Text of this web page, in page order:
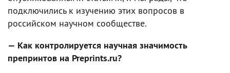
подключились к изучению этих вопросов в
российском научном сообществе.
— Как контролируется научная значимость
препринтов на Preprints.ru?